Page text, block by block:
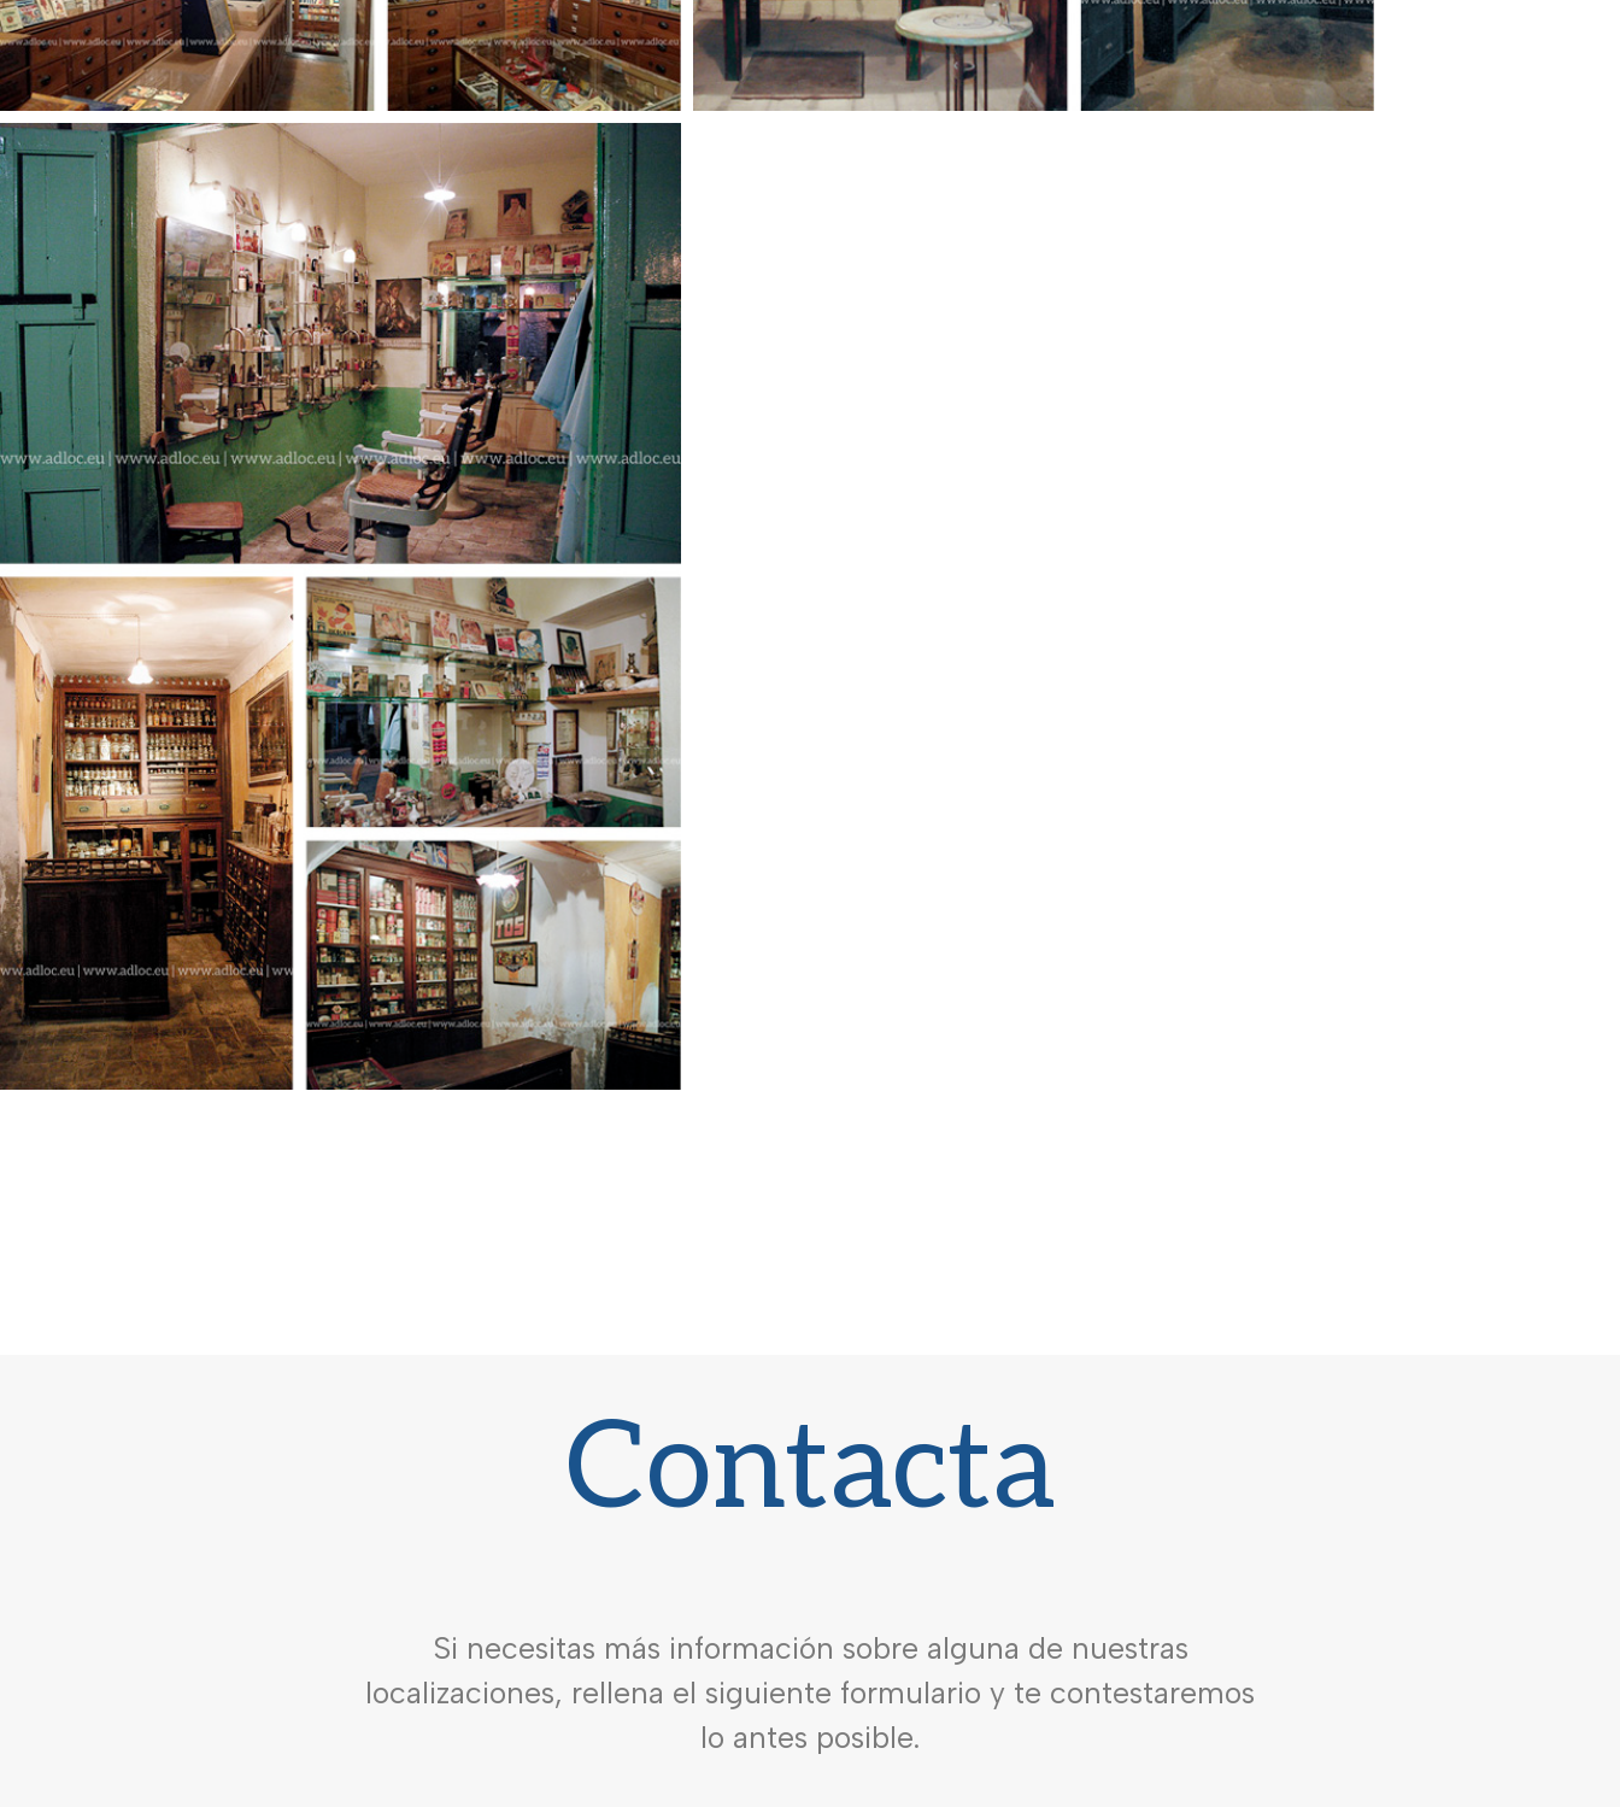
Contacta
Si necesitas más información sobre alguna de nuestras
localizaciones, rellena el siguiente formulario y te contestaremos
lo antes posible.